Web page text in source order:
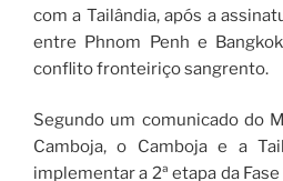
com a Tailândia, após a
entre Phnom Penh e
conflito fronteiriço sangrento.
Segundo um comunicado do
Camboja, o Camboja e a
implementar a 2ª etapa da